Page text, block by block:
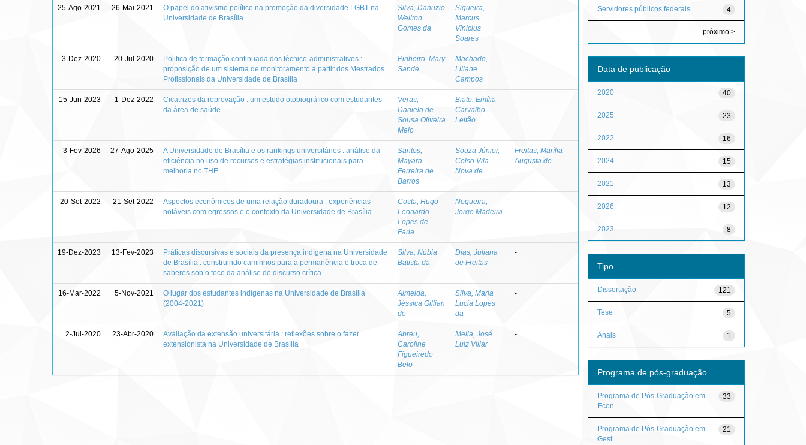
25-Ago-2021 26-Mai-2021
O papel do ativismo político na promoção da diversidade LGBT na
Universidade de Brasília
Silva, Danuzio
Weliton
Gomes da
Siqueira,
Marcus
Vinicius
Soares
-
3-Dez-2020 20-Jul-2020
Politica de formação continuada dos técnico-administrativos :
proposição de um sistema de monitoramento a partir dos Mestrados
Profissionais da Universidade de Brasília
Pinheiro, Mary
Sande
Machado,
Liliane
Campos
-
15-Jun-2023 1-Dez-2022
Cicatrizes da reprovação : um estudo otobiográfico com estudantes
da área de saúde
Veras,
Daniela de
Sousa Oliveira
Melo
Biato, Emília
Carvalho
Leitão
-
3-Fev-2026 27-Ago-2025
A Universidade de Brasília e os rankings universitários : análise da
eficiência no uso de recursos e estratégias institucionais para
melhoria no THE
Santos,
Mayara
Ferreira de
Barros
Souza Júnior,
Celso Vila
Nova de
Freitas, Marília
Augusta de
20-Set-2022 21-Set-2022
Aspectos econômicos de uma relação duradoura : experiências
notáveis com egressos e o contexto da Universidade de Brasília
Costa, Hugo
Leonardo
Lopes de
Faria
Nogueira,
Jorge Madeira
-
19-Dez-2023 13-Fev-2023
Práticas discursivas e sociais da presença indígena na Universidade
de Brasília : construindo caminhos para a permanência e troca de
saberes sob o foco da análise de discurso crítica
Silva, Núbia
Batista da
Dias, Juliana
de Freitas
-
16-Mar-2022 5-Nov-2021
O lugar dos estudantes indígenas na Universidade de Brasília
(2004-2021)
Almeida,
Jéssica Gillian
de
Silva, Maria
Lucia Lopes
da
-
2-Jul-2020 23-Abr-2020
Avaliação da extensão universitária : reflexões sobre o fazer
extensionista na Universidade de Brasília
Abreu,
Caroline
Figueiredo
Belo
Mella, José
Luiz Villar
-
4
Servidores públicos federais
próximo >
Data de publicação
40
2020
23
2025
16
2022
15
2024
13
2021
12
2026
8
2023
Tipo
121
Dissertação
5
Tese
1
Anais
Programa de pós-graduação
33
Programa de Pós-Graduação em
Econ...
21
Programa de Pós-Graduação em
Gest...